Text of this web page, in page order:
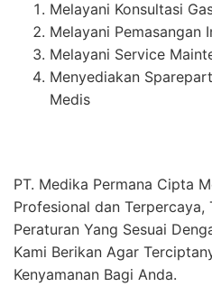
Melayani Konsultasi
Melayani Pemasangan
Melayani Service
Menyediakan
Medis
PT. Medika Permana Cipta
Profesional dan Terpercaya,
Peraturan Yang Sesuai
Kami Berikan Agar
Kenyamanan Bagi Anda.